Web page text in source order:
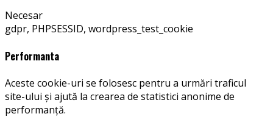
Necesar
gdpr, PHPSESSID, wordpress_test_cookie
Performanta
Aceste cookie-uri se folosesc pentru a urmări traficul
site-ului și ajută la crearea de statistici anonime de
performanță.